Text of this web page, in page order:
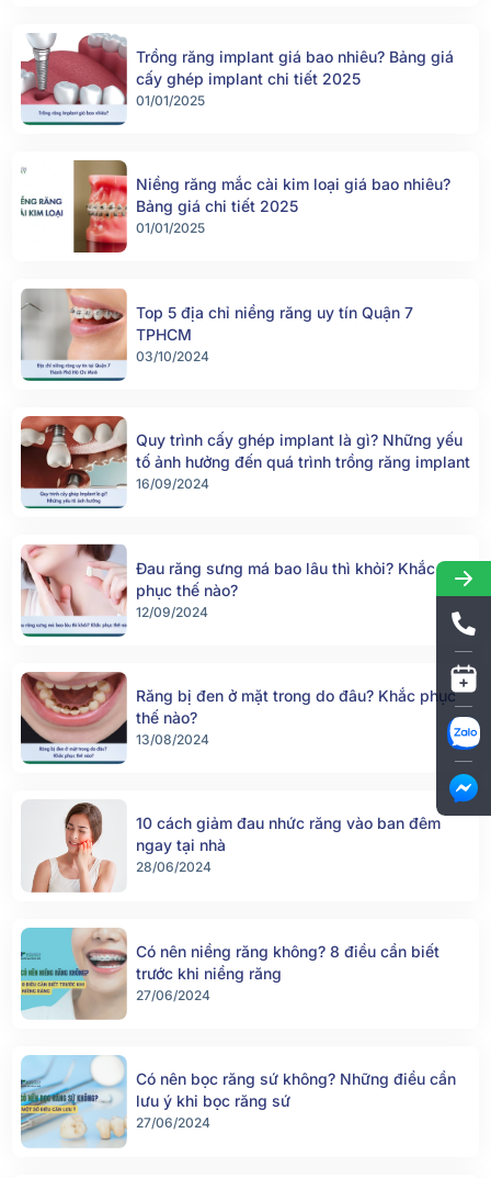
Trồng răng implant giá bao nhiêu? Bảng giá
cấy ghép implant chi tiết 2025
01/01/2025
Niềng răng mắc cài kim loại giá bao nhiêu?
Bảng giá chi tiết 2025
01/01/2025
Top 5 địa chỉ niềng răng uy tín Quận 7
TPHCM
03/10/2024
Quy trình cấy ghép implant là gì? Những yếu
tố ảnh hưởng đến quá trình trồng răng implant
16/09/2024
Đau răng sưng má bao lâu thì khỏi? Khắc
phục thế nào?
12/09/2024
Răng bị đen ở mặt trong do đâu? Khắc phục
thế nào?
13/08/2024
10 cách giảm đau nhức răng vào ban đêm
ngay tại nhà
28/06/2024
Có nên niềng răng không? 8 điều cần biết
trước khi niềng răng
27/06/2024
Có nên bọc răng sứ không? Những điều cần
lưu ý khi bọc răng sứ
27/06/2024